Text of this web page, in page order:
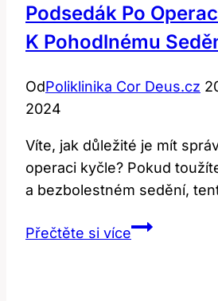
Podsedák Po
K Pohodlnému
OdPoliklinika Cor Deus.cz
2024
Víte, jak důležité je mít
operaci kyčle? Pokud
a bezbolestném sedění,
Přečtěte si vícePodsedák